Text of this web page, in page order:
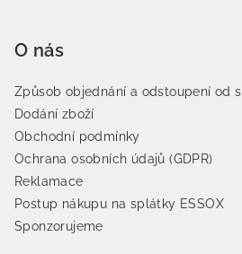
O nás
Způsob objednání a odstoupení od
Dodání zboží
Obchodní podmínky
Ochrana osobních údajů (GDPR)
Reklamace
Postup nákupu na splátky ESSOX
Sponzorujeme